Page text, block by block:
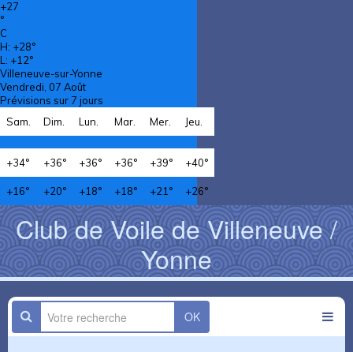
+27
°
C
H: +28°
L: +12°
Villeneuve-sur-Yonne
Vendredi, 07 Août
Prévisions sur 7 jours
Sam.
Dim. Lun. Mar. Mer. Jeu.
+34° +36° +36° +36° +39° +40°
+16° +20° +18° +18° +21° +26°
Club de Voile de Villeneuve /
Yonne
OK